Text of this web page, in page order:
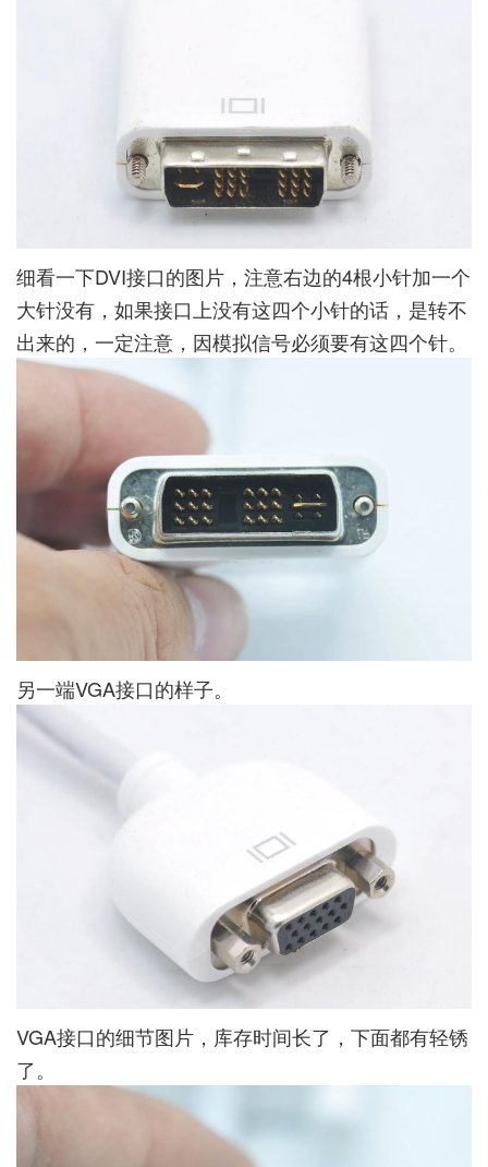
细看一下DVI接口的图片，注意右边的4根小针加一个
大针没有，如果接口上没有这四个小针的话，是转不
出来的，一定注意，因模拟信号必须要有这四个针。
另一端VGA接口的样子。
VGA接口的细节图片，库存时间长了，下面都有轻锈
了。